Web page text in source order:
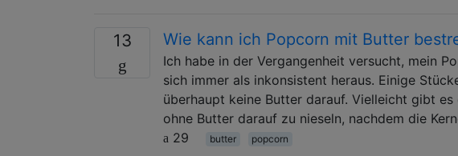
13 Wie kann ich Popcorn mit Butter
Ich habe in der Vergangenheit versucht, mein
sich immer als inkonsistent heraus. Einige
überhaupt keine Butter darauf. Vielleicht gibt
ohne Butter darauf zu nieseln, nachdem die
29
butter popcorn